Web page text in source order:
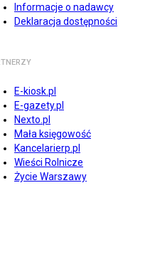
Informacje o nadawcy
Deklaracja dostępności
E-kiosk.pl
E-gazety.pl
Nexto.pl
Mała księgowość
Kancelarierp.pl
Wieści Rolnicze
Życie Warszawy